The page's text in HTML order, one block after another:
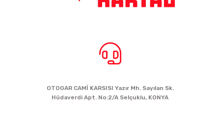
OTOGAR CAMİ KARSISI Yazır Mh. Sayılan Sk.
Hüdaverdi Apt. No:2/A Selçuklu, KONYA